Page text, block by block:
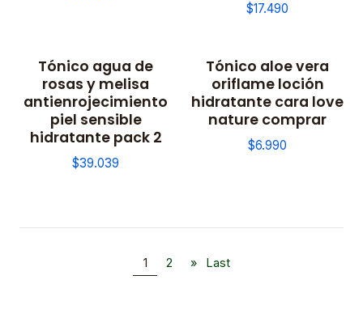
$17.490
Tónico agua de
rosas y melisa
antienrojecimiento
piel sensible
hidratante pack 2
$39.039
Tónico aloe vera
oriflame loción
hidratante cara love
nature comprar
$6.990
1 2 » Last